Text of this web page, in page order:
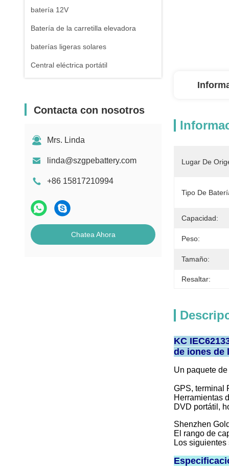
batería 12V
Batería de la carretilla elevadora
baterías ligeras solares
Central eléctrica portátil
Contacta con nosotros
Mrs. Linda
linda@szgpebattery.com
+86 15817210994
Chatea Ahora
Lugar De
Tipo De
Capacidad:
Peso:
Tamaño:
Resaltar:
KC
de iones de
Un paquete
GPS, terminal
Herramientas
DVD portátil,
Shenzhen
El rango de
Los